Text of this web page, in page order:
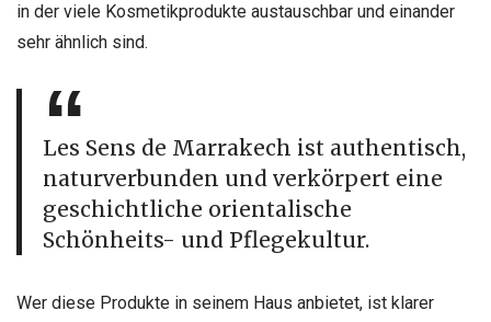
in der viele Kosmetikprodukte austauschbar und einander
sehr ähnlich sind.
Les Sens de Marrakech ist authentisch,
naturverbunden und verkörpert eine
geschichtliche orientalische
Schönheits- und Pflegekultur.
Wer diese Produkte in seinem Haus anbietet, ist klarer